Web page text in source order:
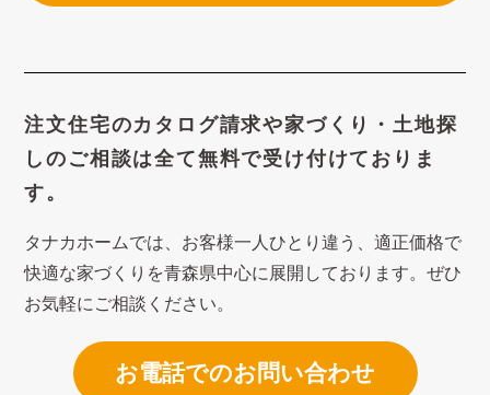
注文住宅のカタログ請求や家づくり・土地探
しのご相談は全て無料で受け付けておりま
す。
タナカホームでは、お客様一人ひとり違う、適正価格で
快適な家づくり を青森県中心に展開しております。ぜひ
お気軽にご相談ください。
お電話でのお問い合わせ